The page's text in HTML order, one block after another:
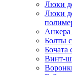
Люки
Люки
Анкера
Болты
Бочата
Винт-